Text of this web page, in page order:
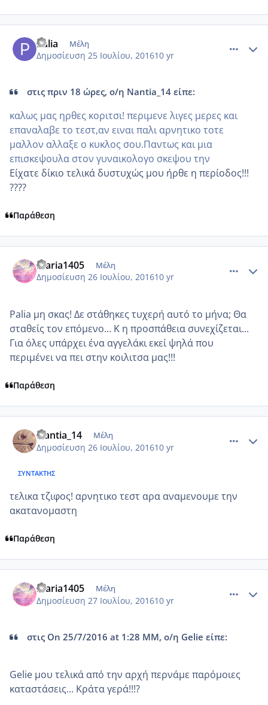
Palia Μέλη
Δημοσίευση 25 Ιουλίου, 201610 yr
στις πριν 18 ώρες, ο/η Nantia_14 είπε:
καλως μας ηρθες κοριτσι! περιμενε λιγες μερες και
επαναλαβε το τεστ,αν ειναι παλι αρνητικο τοτε
μαλλον αλλαξε ο κυκλος σου.Παντως και μια
επισκεψουλα στον γυναικολογο σκεψου την
Είχατε δίκιο τελικά δυστυχώς μου ήρθε η περίοδος!!!
????
Παράθεση
maria1405 Μέλη
Δημοσίευση 26 Ιουλίου, 201610 yr
Palia μη σκας! Δε στάθηκες τυχερή αυτό το μήνα; Θα
σταθείς τον επόμενο... Κ η προσπάθεια συνεχίζεται...
Για όλες υπάρχει ένα αγγελάκι εκεί ψηλά που
περιμένει να πει στην κοιλιτσα μας!!!
Παράθεση
Nantia_14 Μέλη
Δημοσίευση 26 Ιουλίου, 201610 yr
ΣΥΝΤΆΚΤΗΣ
τελικα τζιφος! αρνητικο τεστ αρα αναμενουμε την
ακατανομαστη
Παράθεση
maria1405 Μέλη
Δημοσίευση 27 Ιουλίου, 201610 yr
στις On 25/7/2016 at 1:28 ΜΜ, ο/η Gelie είπε:
Gelie μου τελικά από την αρχή περνάμε παρόμοιες
καταστάσεις... Κράτα γερά!!!?